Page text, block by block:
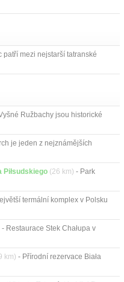
patří mezi nejstarší tatranské
Ružbachy jsou historické
je jeden z nejznámějších
Piłsudskiego (26 km) - Park
termální komplex v Polsku
- Restaurace Stek Chałupa v
km) - Přírodní rezervace Biała